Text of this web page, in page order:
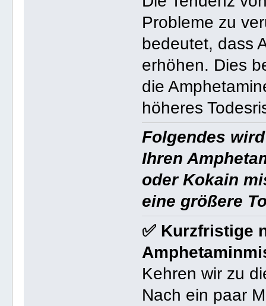
Probleme zu
bedeutet, dass
erhöhen. Dies
die
höheres
Folgendes
Ihren
oder Kokain
eine größere
✅ Kurzfristige
Kehren wir zu
Nach ein paar